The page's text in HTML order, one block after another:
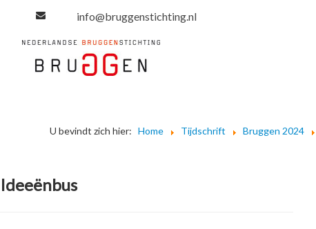
info@bruggenstichting.nl
U bevindt zich hier: Home Tijdschrift Bruggen 2024
Ideeënbus